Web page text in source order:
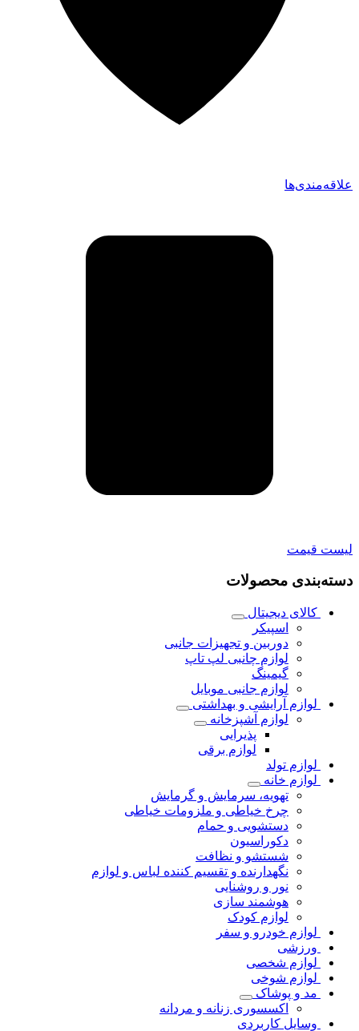
علاقه‌مندی‌ها
لیست قیمت
دسته‌بندی محصولات
کالای دیجیتال
اسپیکر
دوربین و تجهیزات جانبی
لوازم چانبی لپ تاپ
گیمینگ
لوازم جانبی موبایل
لوازم آرایشی و بهداشتی
لوازم آشپزخانه
پذیرایی
لوازم برقی
لوازم تولد
لوازم خانه
تهویه، سرمایش و گرمایش
چرخ خیاطی و ملزومات خیاطی
دستشویی و حمام
دکوراسیون
شستشو و نظافت
نگهدارنده و تقسیم کننده لباس و لوازم
نور و روشنایی
هوشمند سازی
لوازم کودک
لوازم خودرو و سفر
ورزشی
لوازم شخصی
لوازم شوخی
مد و پوشاک
اکسسوری زنانه و مردانه
وسایل کاربردی